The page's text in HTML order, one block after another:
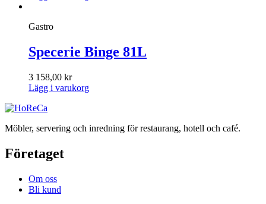
Gastro
Specerie Binge 81L
3 158,00 kr
Lägg i varukorg
Möbler, servering och inredning för restaurang, hotell och café.
Företaget
Om oss
Bli kund